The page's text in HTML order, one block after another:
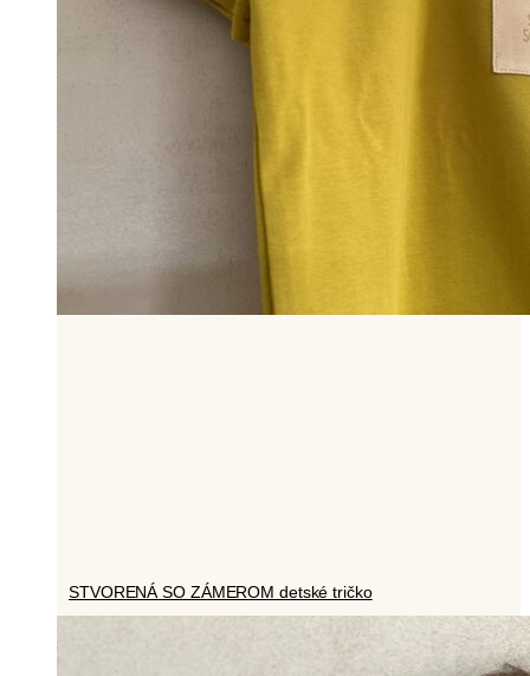
STVORENÁ SO ZÁMEROM detské tričko